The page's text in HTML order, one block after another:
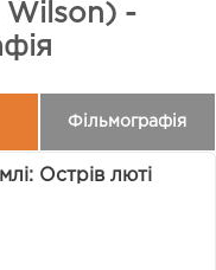
Wilson) -
Фільмографія
Острів люті